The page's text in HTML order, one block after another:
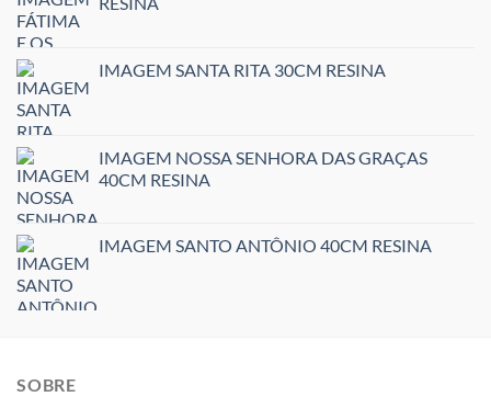
IMAGEM SANTA RITA 30CM RESINA
IMAGEM NOSSA SENHORA DAS GRAÇAS
40CM RESINA
IMAGEM SANTO ANTÔNIO 40CM RESINA
SOBRE